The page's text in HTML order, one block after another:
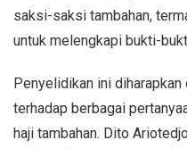
saksi-saksi tambahan,
untuk melengkapi bukti-
Penyelidikan ini
terhadap berbagai
haji tambahan. Dito